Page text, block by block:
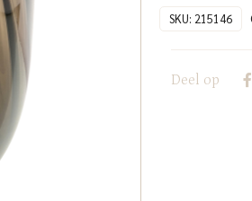
SKU: 215146
Deel op